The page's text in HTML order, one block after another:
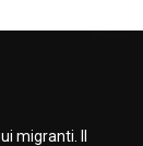
migranti. Il